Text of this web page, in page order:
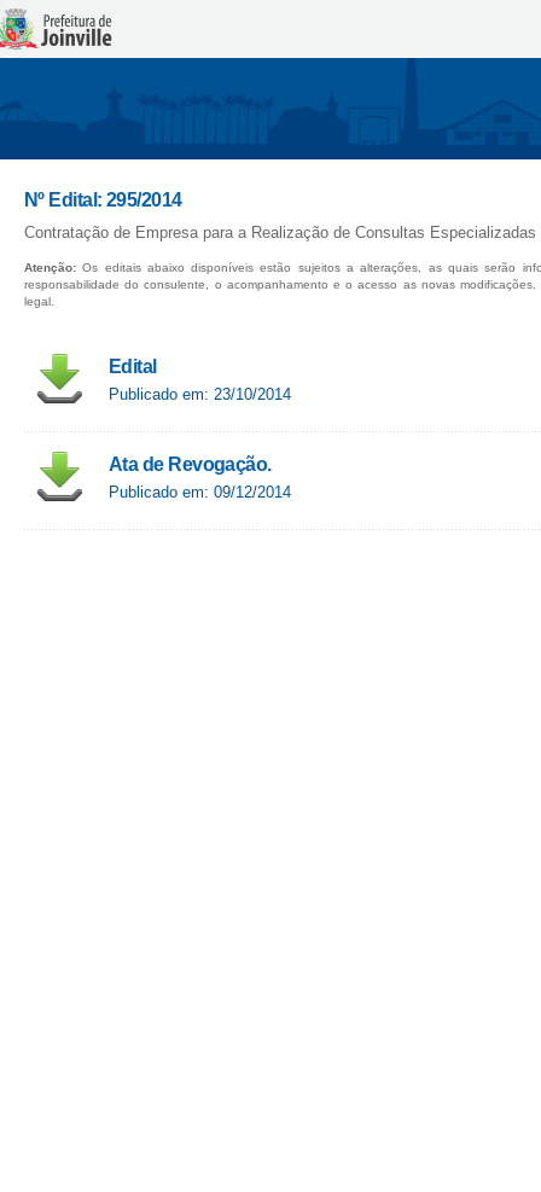
Nº Edital: 295/2014
Contratação de Empresa para a Realização de Consultas Especializadas
Atenção: Os editais abaixo disponíveis estão sujeitos a alterações, as quais serão
responsabilidade do consulente, o acompanhamento e o acesso as novas
legal.
Edital
Publicado em: 23/10/2014
Ata de Revogação.
Publicado em: 09/12/2014